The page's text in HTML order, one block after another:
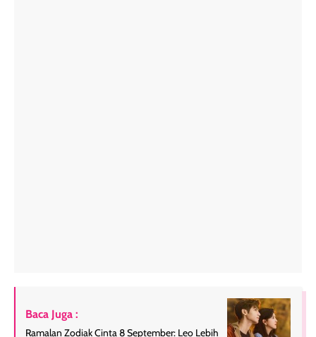
Baca Juga :
Ramalan Zodiak Cinta 8 September: Leo Lebih